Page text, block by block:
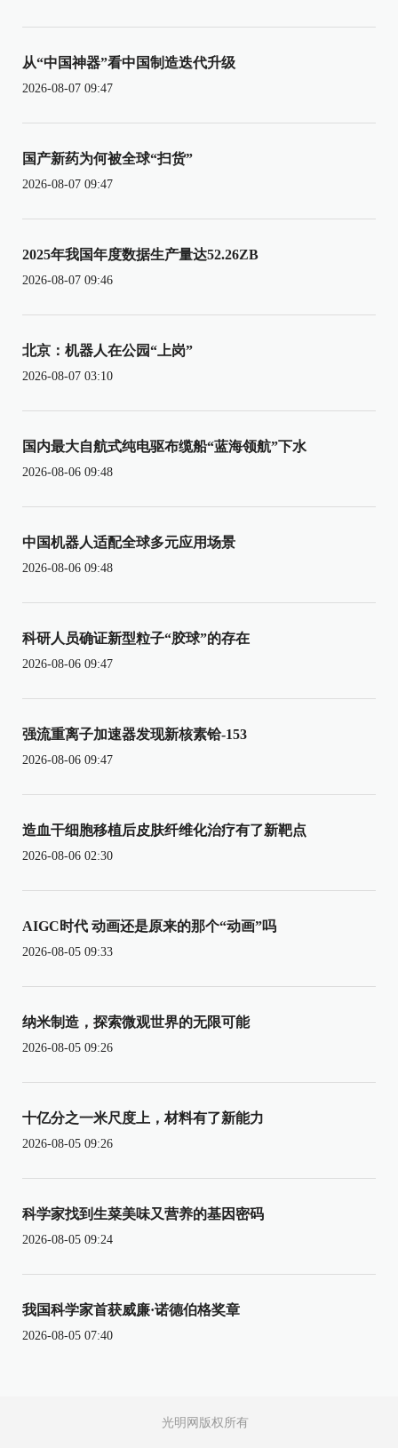
从“中国神器”看中国制造迭代升级
2026-08-07 09:47
国产新药为何被全球“扫货”
2026-08-07 09:47
2025年我国年度数据生产量达52.26ZB
2026-08-07 09:46
北京：机器人在公园“上岗”
2026-08-07 03:10
国内最大自航式纯电驱布缆船“蓝海领航”下水
2026-08-06 09:48
中国机器人适配全球多元应用场景
2026-08-06 09:48
科研人员确证新型粒子“胶球”的存在
2026-08-06 09:47
强流重离子加速器发现新核素铪-153
2026-08-06 09:47
造血干细胞移植后皮肤纤维化治疗有了新靶点
2026-08-06 02:30
AIGC时代 动画还是原来的那个“动画”吗
2026-08-05 09:33
纳米制造，探索微观世界的无限可能
2026-08-05 09:26
十亿分之一米尺度上，材料有了新能力
2026-08-05 09:26
科学家找到生菜美味又营养的基因密码
2026-08-05 09:24
我国科学家首获威廉·诺德伯格奖章
2026-08-05 07:40
光明网版权所有